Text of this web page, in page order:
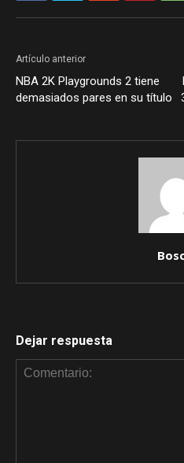
Artículo anterior
NBA 2K Playgrounds 2 tiene
demasiados pares en su título
Dejar respuesta